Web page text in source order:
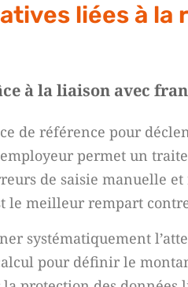
liées à la
à la liaison avec
de référence pour
permet un
de saisie manuelle
le meilleur rempart
systématiquement
pour définir le